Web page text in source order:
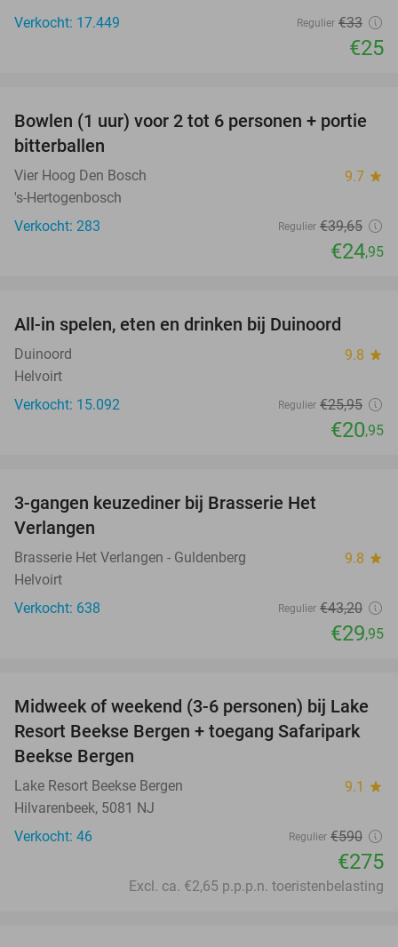
Verkocht: 17.449
Regulier €33
€25
37%
Bowlen (1 uur) voor 2 tot 6 personen + portie
bitterballen
Vier Hoog Den Bosch 9.7 star
's-Hertogenbosch
Verkocht: 283
Regulier €39,65
€24,95
All-in spelen, eten en drinken bij Duinoord
Duinoord 9.8 star
Helvoirt
Verkocht: 15.092
Regulier €25,95
€20,95
3-gangen keuzediner bij Brasserie Het
Verlangen
Brasserie Het Verlangen - Guldenberg 9.8 star
Helvoirt
Verkocht: 638
Regulier €43,20
€29,95
53%
Midweek of weekend (3-6 personen) bij Lake
Resort Beekse Bergen + toegang Safaripark
Beekse Bergen
Lake Resort Beekse Bergen 9.1 star
Hilvarenbeek, 5081 NJ
Verkocht: 46
Regulier €590
€275
Excl. ca. €2,65 p.p.p.n. toeristenbelasting